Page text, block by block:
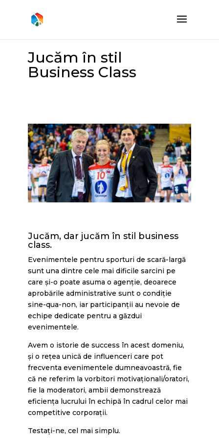
Jucăm în stil
Business Class
Jucăm, dar jucăm în stil business
class.
Evenimentele pentru sporturi de scară-largă
sunt una dintre cele mai dificile sarcini pe
care și-o poate asuma o agenție, deoarece
aprobările administrative sunt o condiție
sine-qua-non, iar participanții au nevoie de
echipe dedicate pentru a găzdui
evenimentele.
Avem o istorie de success în acest domeniu,
și o rețea unică de influenceri care pot
frecventa evenimentele dumneavoastră, fie
că ne referim la vorbitori motivaționali/oratori,
fie la moderatori, ambii demonstrează
eficiența lucrului în echipă în cadrul celor mai
competitive corporații.
Testați-ne, cel mai simplu.